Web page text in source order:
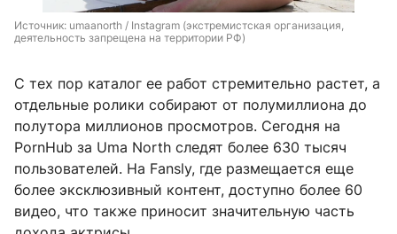
Источник: umaanorth / Instagram (экстремистская организация,
деятельность запрещена на территории РФ)
С тех пор каталог ее работ стремительно растет, а
отдельные ролики собирают от полумиллиона до
полутора миллионов просмотров. Сегодня на
PornHub за Uma North следят более 630 тысяч
пользователей. На Fansly, где размещается еще
более эксклюзивный контент, доступно более 60
видео, что также приносит значительную часть